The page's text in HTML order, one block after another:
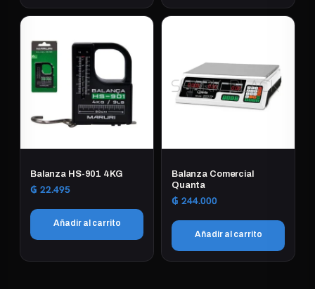
Balanza HS-901 4KG
₲ 22.495
Añadir al carrito
Balanza Comercial
Quanta
₲ 244.000
Añadir al carrito